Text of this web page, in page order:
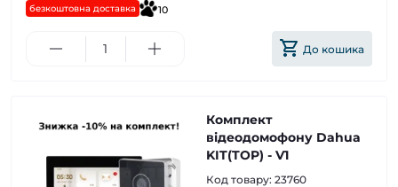
безкоштовна доставка
10
До кошика
Комплект
відеодомофону Dahua
KIT(TOP) - V1
Код товару: 23760